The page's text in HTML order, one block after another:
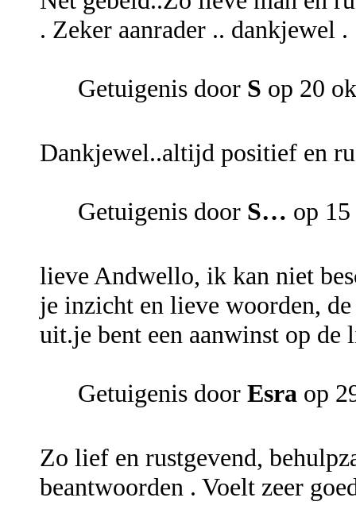
. Zeker aanrader .. dankjewel .
Getuigenis door S op 20
Dankjewel..altijd positief en
Getuigenis door S… op
lieve Andwello, ik kan niet
je inzicht en lieve woorden,
uit.je bent een aanwinst op de
Getuigenis door Esra op
Zo lief en rustgevend,
beantwoorden . Voelt zeer